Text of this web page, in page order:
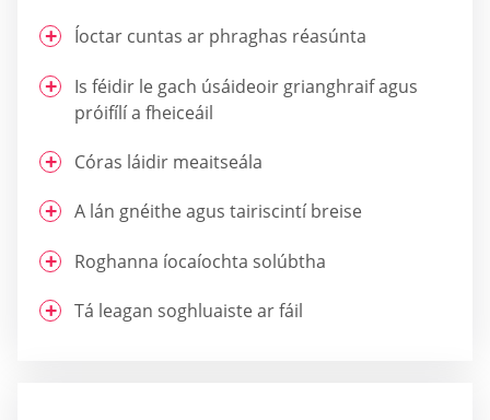
Íoctar cuntas ar phraghas réasúnta
Is féidir le gach úsáideoir grianghraif agus
próifílí a fheiceáil
Córas láidir meaitseála
A lán gnéithe agus tairiscintí breise
Roghanna íocaíochta solúbtha
Tá leagan soghluaiste ar fáil